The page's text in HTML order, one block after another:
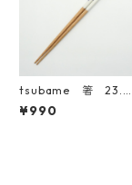
tsubame 箸 23.0c
m
¥990